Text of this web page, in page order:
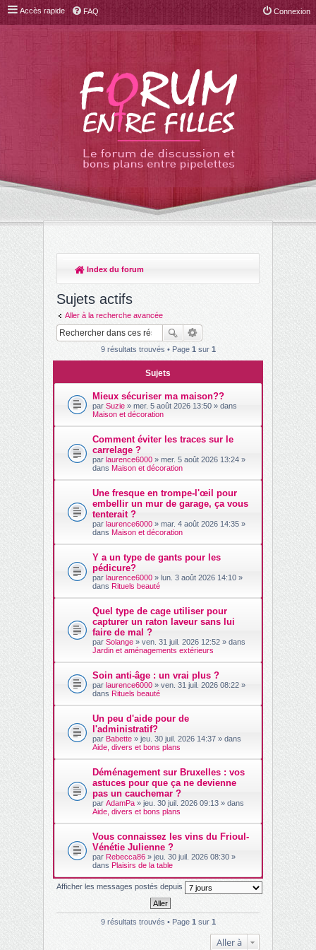
Accès rapide FAQ Connexion
Index du forum
ec
Sujets actifs
Aller à la recherche avancée
9 résultats trouvés • Page 1 sur 1
Sujets
Mieux sécuriser ma maison??
par Suzie » mer. 5 août 2026 13:50 » dans
Maison et décoration
Comment éviter les traces sur le
carrelage ?
par laurence6000 » mer. 5 août 2026 13:24 »
dans Maison et décoration
Une fresque en trompe-l'œil pour
embellir un mur de garage, ça vous
tenterait ?
par laurence6000 » mar. 4 août 2026 14:35 »
dans Maison et décoration
Y a un type de gants pour les
pédicure?
par laurence6000 » lun. 3 août 2026 14:10 »
dans Rituels beauté
Quel type de cage utiliser pour
capturer un raton laveur sans lui
faire de mal ?
par Solange » ven. 31 juil. 2026 12:52 » dans
Jardin et aménagements extérieurs
Soin anti-âge : un vrai plus ?
par laurence6000 » ven. 31 juil. 2026 08:22 »
dans Rituels beauté
Un peu d'aide pour de
l'administratif?
par Babette » jeu. 30 juil. 2026 14:37 » dans
Aide, divers et bons plans
Déménagement sur Bruxelles : vos
astuces pour que ça ne devienne
pas un cauchemar ?
par AdamPa » jeu. 30 juil. 2026 09:13 » dans
Aide, divers et bons plans
Vous connaissez les vins du Frioul-
Vénétie Julienne ?
par Rebecca86 » jeu. 30 juil. 2026 08:30 »
dans Plaisirs de la table
Afficher les messages postés depuis
9 résultats trouvés • Page 1 sur 1
Aller à